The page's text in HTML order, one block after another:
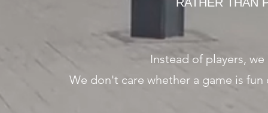
Instead of players,
We don't care whether a game is